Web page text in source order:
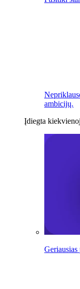
ambicijų.
Įdiegta
Geriausias